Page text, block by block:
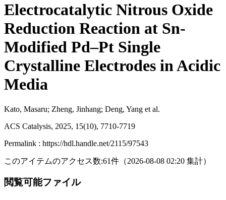
Electrocatalytic Nitrous Oxide
Reduction Reaction at Sn-
Modified Pd–Pt Single
Crystalline Electrodes in Acidic
Media
Kato, Masaru; Zheng, Jinhang; Deng, Yang et al.
ACS Catalysis, 2025, 15(10), 7710-7719
Permalink : https://hdl.handle.net/2115/97543
このアイテムのアクセス数:61件 （2026-08-08 02:20 集計）
閲覧可能ファイル